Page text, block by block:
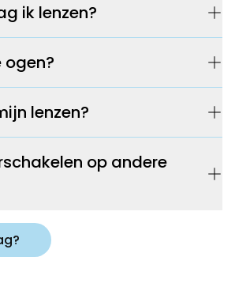
ik lenzen?
lenzen?
op andere